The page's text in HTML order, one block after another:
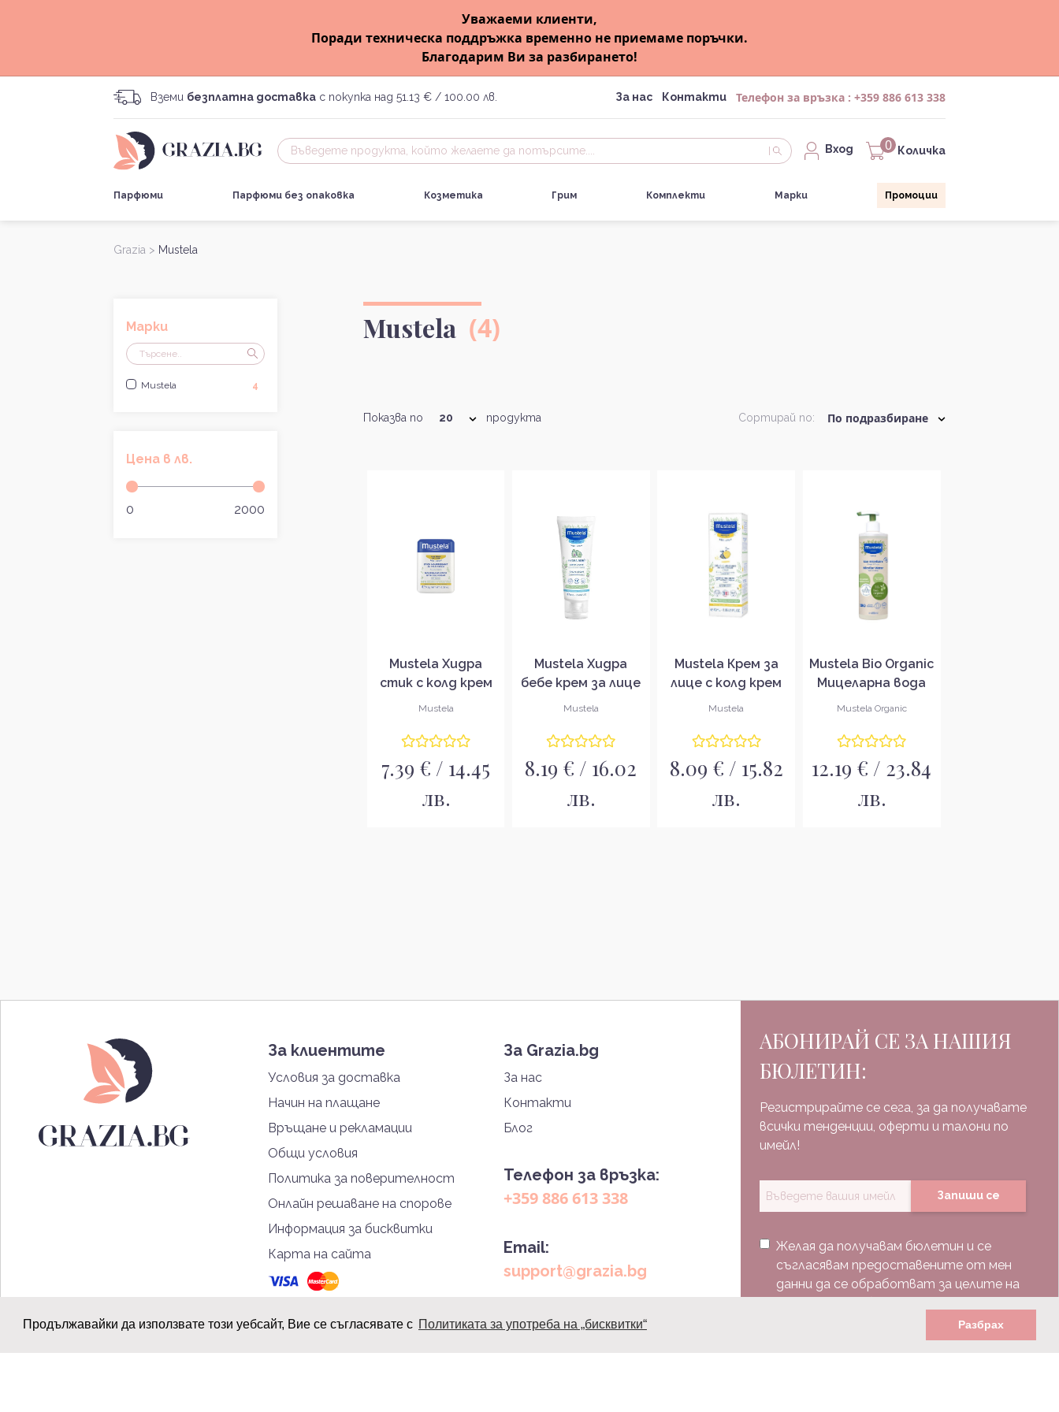
Продължавайки да използвате този уебсайт, Вие се съгласявате с Политиката за употреба на „бисквитки“ Разбрах
Уважаеми клиенти,
Поради техническа поддръжка временно не приемаме поръчки.
Благодарим Ви за разбирането!
Вземи безплатна доставка с покупка над 51.13 € / 100.00 лв. За нас Контакти Телефон за връзка : +359 886 613 338
Вход 0 Количка
Парфюми Парфюми без опаковка Козметика Грим Комплекти Марки Промоции
Grazia > Mustela
Марки
Mustela 4
Цена в лв.
0 2000
Mustela (4)
Показва по продукта Сортирай по:
Mustela Хидра
стик с колд крем
Mustela
7.39 € / 14.45
лв.
Mustela Хидра
бебе крем за лице
Mustela
8.19 € / 16.02
лв.
Mustela Крем за
лице с колд крем
Mustela
8.09 € / 15.82
лв.
Mustela Bio Organic
Мицеларна вода
Mustela Organic
12.19 € / 23.84
лв.
За клиентите
Условия за доставка
Начин на плащане
Връщане и рекламации
Общи условия
Политика за поверителност
Онлайн решаване на спорове
Информация за бисквитки
Карта на сайта
За Grazia.bg
За нас
Контакти
Блог
Телефон за връзка:
+359 886 613 338
Email:
support@grazia.bg
АБОНИРАЙ СЕ ЗА НАШИЯ
БЮЛЕТИН:
Регистрирайте се сега, за да получавате
всички тенденции, оферти и талони по
имейл!
Запиши се
Желая да получавам бюлетин и се
съгласявам предоставените от мен
данни да се обработват за целите на